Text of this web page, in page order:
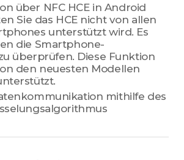
über NFC HCE in Android
Sie das HCE nicht von allen
unterstützt wird. Es
die Smartphone-
überprüfen. Diese Funktion
den neuesten Modellen
mithilfe des